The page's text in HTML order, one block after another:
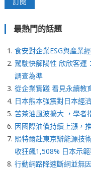
最熱門的話題
食安對企業ESG與產業
駕駛快篩陽性 欣欣客運
調查為準
從企業實踐 看見永續教
日本熊本強震對日本經
苦茶油風波擴大 ，學者
因國際油價持續上漲，
熙特爾赴東京辦能源技
收狂飆1,508% 日本示
行動網路降速斷網並無